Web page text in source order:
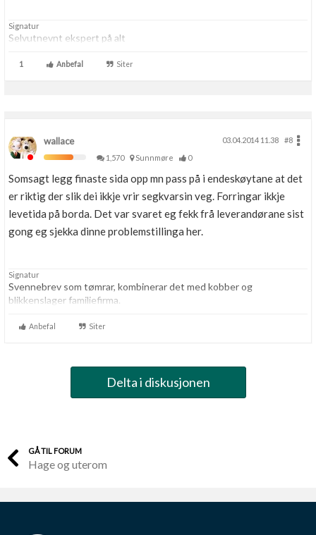
Signatur
Selvutnevnt ekspert på alt
1 Anbefal Siter
wallace 03.04.2014 11.38
#8
1,570
Sunnmøre 0
Somsagt legg finaste sida opp mn pass på i endeskøytane at det
er riktig der slik dei ikkje vrir segkvarsin veg. Forringar ikkje
levetida på borda. Det var svaret eg fekk frå leverandørane sist
gong eg sjekka dinne problemstillinga her.
Signatur
Svennebrev som tømrar, kombinerar det med kobber og
blikkenslager familiefirma.
Anbefal Siter
Delta i diskusjonen
GÅ TIL FORUM
Hage og uterom